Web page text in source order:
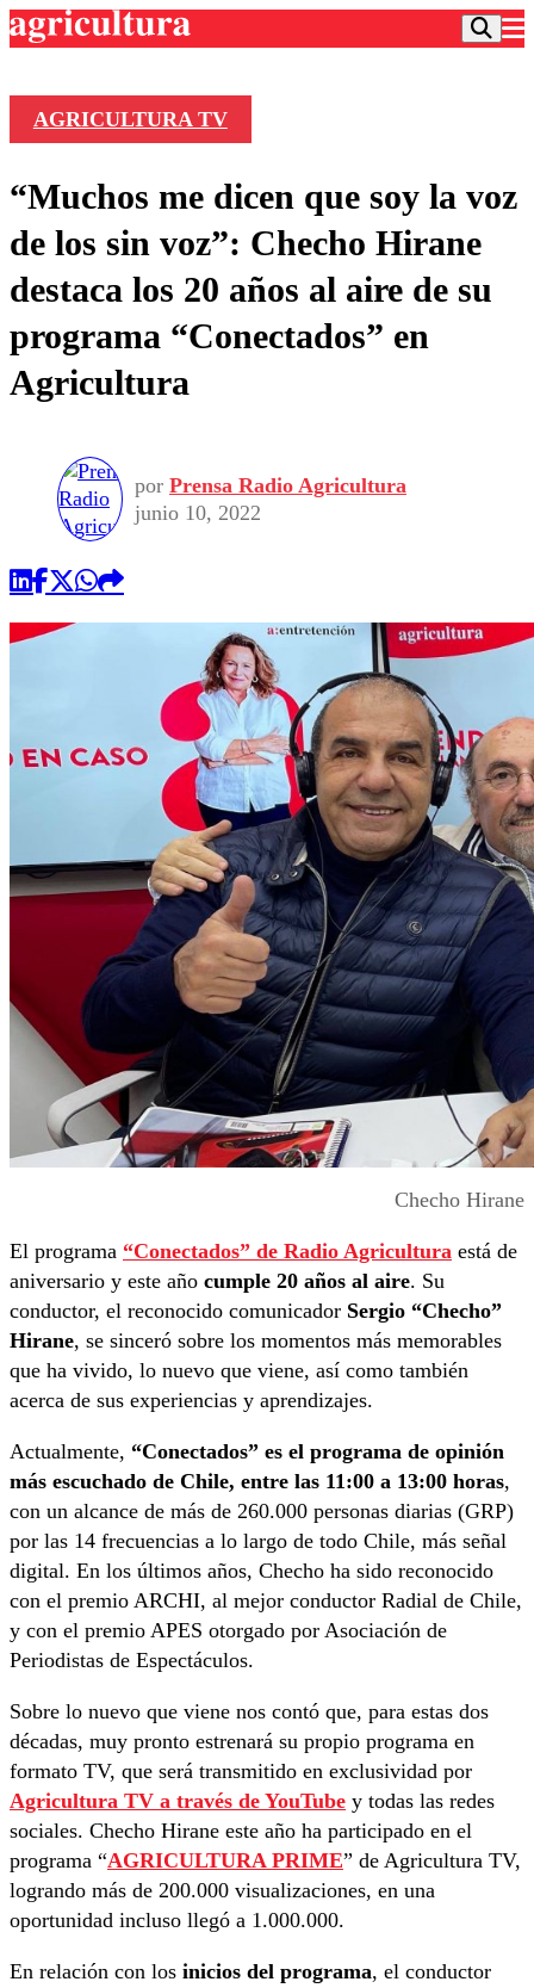
Frecuencias
Agricultura TV
Deportes
Colo Colo
Motor
Seleccion Chilena
Universidad Católica
Universidad de Chile
Entretención
Noticias
Economía
Política
Sustentabilidad
Vida Social
Publicaciones en medios
AGRICULTURA TV
“Muchos me dicen que soy la voz
de los sin voz”: Checho Hirane
destaca los 20 años al aire de su
programa “Conectados” en
Agricultura
por Prensa Radio Agricultura
junio 10, 2022
Checho Hirane
El programa “Conectados” de Radio Agricultura está de
aniversario y este año cumple 20 años al aire. Su
conductor, el reconocido comunicador Sergio “Checho”
Hirane, se sinceró sobre los momentos más memorables
que ha vivido, lo nuevo que viene, así como también
acerca de sus experiencias y aprendizajes.
Actualmente, “Conectados” es el programa de opinión
más escuchado de Chile, entre las 11:00 a 13:00 horas,
con un alcance de más de 260.000 personas diarias (GRP)
por las 14 frecuencias a lo largo de todo Chile, más señal
digital. En los últimos años, Checho ha sido reconocido
con el premio ARCHI, al mejor conductor Radial de Chile,
y con el premio APES otorgado por Asociación de
Periodistas de Espectáculos.
Sobre lo nuevo que viene nos contó que, para estas dos
décadas, muy pronto estrenará su propio programa en
formato TV, que será transmitido en exclusividad por
Agricultura TV a través de YouTube y todas las redes
sociales. Checho Hirane este año ha participado en el
programa “AGRICULTURA PRIME” de Agricultura TV,
logrando más de 200.000 visualizaciones, en una
oportunidad incluso llegó a 1.000.000.
En relación con los inicios del programa, el conductor